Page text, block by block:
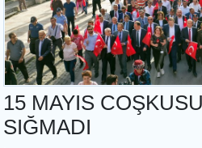
15 MAYIS
SIĞMADI